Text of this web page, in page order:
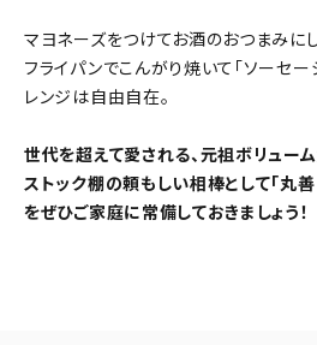
マヨネーズをつけてお酒のおつまみに
フライパンでこんがり焼いて「ソーセー
レンジは自由自在。
世代を超えて愛される、元祖ボリュー
ストック棚の頼もしい相棒として「丸
をぜひご家庭に常備しておきましょう！